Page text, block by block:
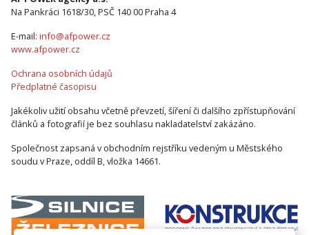
Na Pankráci 1618/30, PSČ 140 00 Praha 4
E-mail: info@afpower.cz
www.afpower.cz
Ochrana osobních údajů
Předplatné časopisu
Jakékoliv užití obsahu včetně převzetí, šíření či dalšího zpřístupňování
článků a fotografií je bez souhlasu nakladatelství zakázáno.
Společnost zapsaná v obchodním rejstříku vedeným u Městského
soudu v Praze, oddíl B, vložka 14661.